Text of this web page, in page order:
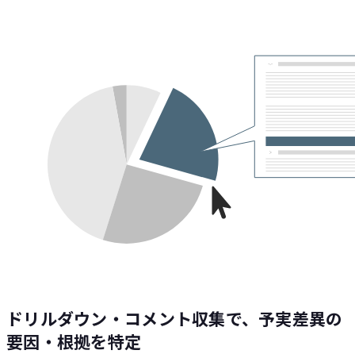
ドリルダウン・コメント収集で、予実差異の
要因・根拠を特定